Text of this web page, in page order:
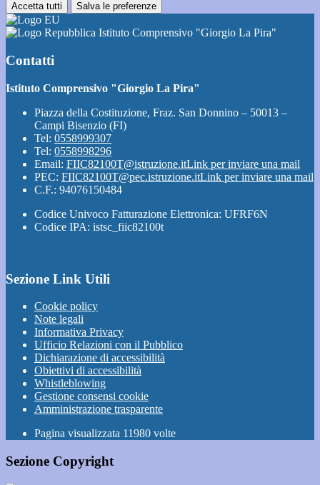
Accetta tutti Salva le preferenze
Istituto Comprensivo "Giorgio La Pira"
Contatti
Istituto Comprensivo "Giorgio La Pira"
Piazza della Costituzione, Fraz. San Donnino – 50013 –
Campi Bisenzio (FI)
Tel: 0558999307
Tel: 0558998296
Email: FIIC82100T@istruzione.itLink per inviare una mail
PEC: FIIC82100T@pec.istruzione.itLink per inviare una mail
C.F.: 94076150484
Codice Univoco Fatturazione Elettronica: UFRF6N
Codice IPA: istsc_fiic82100t
Sezione Link Utili
Cookie policy
Note legali
Informativa Privacy
Ufficio Relazioni con il Pubblico
Dichiarazione di accessibilità
Obiettivi di accessibilità
Whistleblowing
Gestione consensi cookie
Amministrazione trasparente
Pagina visualizzata 11980 volte
Sezione Copyright